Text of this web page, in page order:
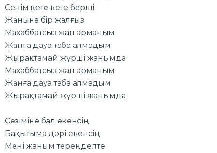
Сенім кете кете берші
Жанына бір жалғыз
Махаббатсыз жан арманым
Жанға дауа таба алмадым
Жырақтамай жүрші жанымда
Махаббатсыз жан арманым
Жанға дауа таба алмадым
Жырақтамай жүрші жанымда
Сезіміне бал екенсің
Бақытыма дәрі екенсің
Мені жаным тереңдепте